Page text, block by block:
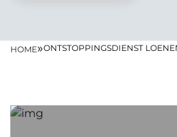
HOME»ONTSTOPPINGSDIENST